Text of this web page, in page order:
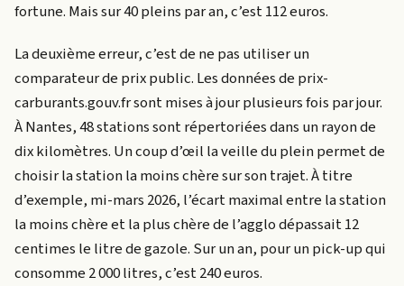
fortune. Mais sur 40 pleins par an, c’est 112 euros.
La deuxième erreur, c’est de ne pas utiliser un
comparateur de prix public. Les données de prix-
carburants.gouv.fr sont mises à jour plusieurs fois par jour.
À Nantes, 48 stations sont répertoriées dans un rayon de
dix kilomètres. Un coup d’œil la veille du plein permet de
choisir la station la moins chère sur son trajet. À titre
d’exemple, mi-mars 2026, l’écart maximal entre la station
la moins chère et la plus chère de l’agglo dépassait 12
centimes le litre de gazole. Sur un an, pour un pick-up qui
consomme 2 000 litres, c’est 240 euros.